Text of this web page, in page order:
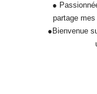
●
partage
●Bienvenue